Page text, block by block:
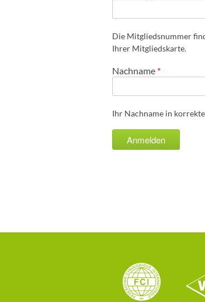
Die Mitgliedsnummer
Ihrer Mitgliedskarte.
Nachname *
Ihr Nachname in